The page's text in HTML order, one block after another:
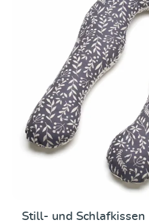
Still- und Schlafkissen